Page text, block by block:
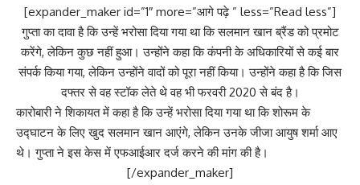
[expander_maker id=”1″ more=”आगे पढ़े ” less=”Read less”]
गुप्ता का दावा है कि उन्हें भरोसा दिया गया था कि सलमान खान ब्रैंड को प्रमोट
करेंगे, लेकिन कुछ नहीं हुआ। उन्होंने कहा कि कंपनी के अधिकारियों से कई बार
संपर्क किया गया, लेकिन उन्होंने वादों को पूरा नहीं किया। उन्होंने कहा है कि जिस
दफ्तर से वह स्टॉक लेते थे वह भी फरवरी 2020 से बंद है।
कारोबारी ने शिकायत में कहा है कि उन्हें भरोसा दिया गया था कि शोरूम के
उद्घाटन के लिए खुद सलमान खान आएंगे, लेकिन उनके जीजा आयुष शर्मा आए
थे। गुप्ता ने इस केस में एफआईआर दर्ज करने की मांग की है।
[/expander_maker]